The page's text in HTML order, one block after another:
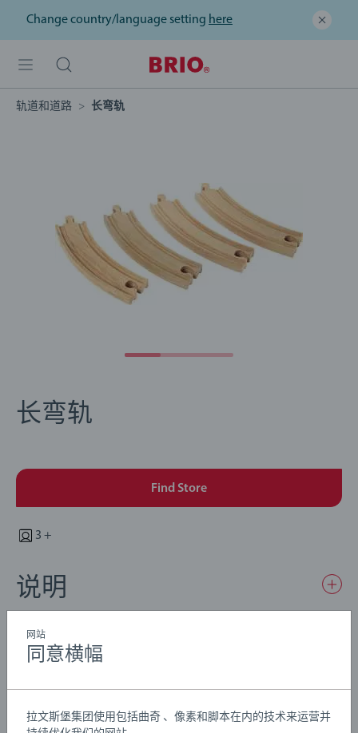
Change country/language setting here
轨道和道路 长弯轨
长弯轨
Find Store
3 +
说明
这些车轨部件可以为轨道添加一些有趣的弯道。
如此，我们严格按照自身安全标准对产品进行全面测试，
这些标准在许多情况下甚至比法律要求更为严格。BRIO铁
路套装是生日礼物或圣诞礼物的绝佳选择。
Details
网站
同意横幅
拉文斯堡集团使用包括曲奇 、像素和脚本在内的技术来运营并